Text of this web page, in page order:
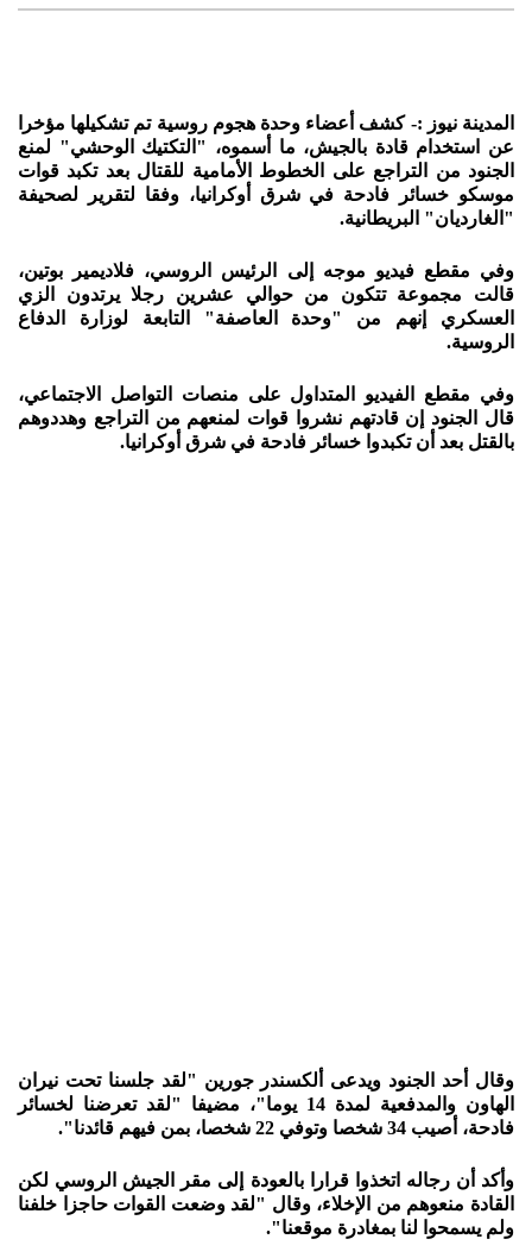
المدينة نيوز :- كشف أعضاء وحدة هجوم روسية تم تشكيلها مؤخرا
عن استخدام قادة بالجيش، ما أسموه، "التكتيك الوحشي" لمنع
الجنود من التراجع على الخطوط الأمامية للقتال بعد تكبد قوات
موسكو خسائر فادحة في شرق أوكرانيا، وفقا لتقرير لصحيفة
"الغارديان" البريطانية.
وفي مقطع فيديو موجه إلى الرئيس الروسي، فلاديمير بوتين،
قالت مجموعة تتكون من حوالي عشرين رجلا يرتدون الزي
العسكري إنهم من "وحدة العاصفة" التابعة لوزارة الدفاع
الروسية.
وفي مقطع الفيديو المتداول على منصات التواصل الاجتماعي،
قال الجنود إن قادتهم نشروا قوات لمنعهم من التراجع وهددوهم
بالقتل بعد أن تكبدوا خسائر فادحة في شرق أوكرانيا.
وقال أحد الجنود ويدعى ألكسندر جورين "لقد جلسنا تحت نيران
الهاون والمدفعية لمدة 14 يوما"، مضيفا "لقد تعرضنا لخسائر
فادحة، أصيب 34 شخصا وتوفي 22 شخصا، بمن فيهم قائدنا".
وأكد أن رجاله اتخذوا قرارا بالعودة إلى مقر الجيش الروسي لكن
القادة منعوهم من الإخلاء، وقال "لقد وضعت القوات حاجزا خلفنا
ولم يسمحوا لنا بمغادرة موقعنا".